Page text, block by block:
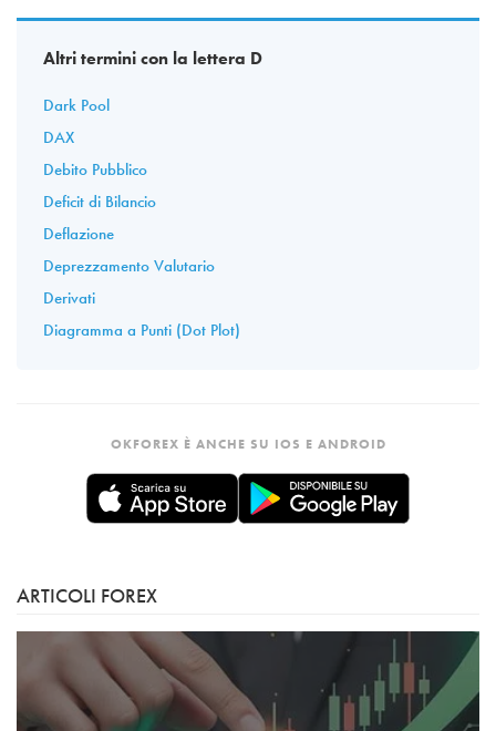
Altri termini con la lettera D
Dark Pool
DAX
Debito Pubblico
Deficit di Bilancio
Deflazione
Deprezzamento Valutario
Derivati
Diagramma a Punti (Dot Plot)
OKFOREX È ANCHE SU IOS E ANDROID
ARTICOLI FOREX